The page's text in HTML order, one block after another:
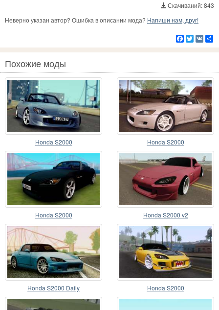
Скачиваний: 843
Неверно указан автор? Ошибка в описании мода? Напиши нам, друг!
Facebook
Twitter
VK
Похожие моды
Honda S2000 Honda S2000
Honda S2000 Honda S2000 v2
Honda S2000 Daily Honda S2000